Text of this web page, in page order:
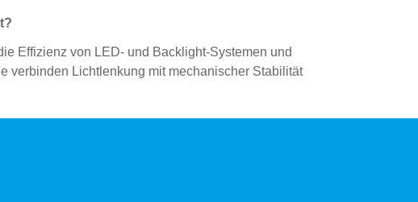
Effizienz von LED- und Backlight-Systemen und
verbinden Lichtlenkung mit mechanischer Stabilität